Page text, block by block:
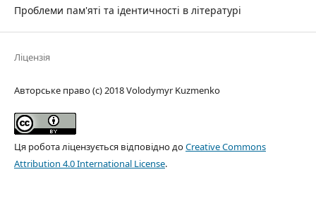
Проблеми пам'яті та ідентичності в літературі
Ліцензія
Авторське право (c) 2018 Volodymyr Kuzmenko
Ця робота ліцензується відповідно доCreative Commons
Attribution 4.0 International License.